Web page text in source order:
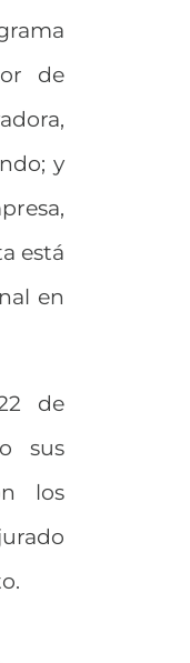
de
y
está
en
de
sus
los